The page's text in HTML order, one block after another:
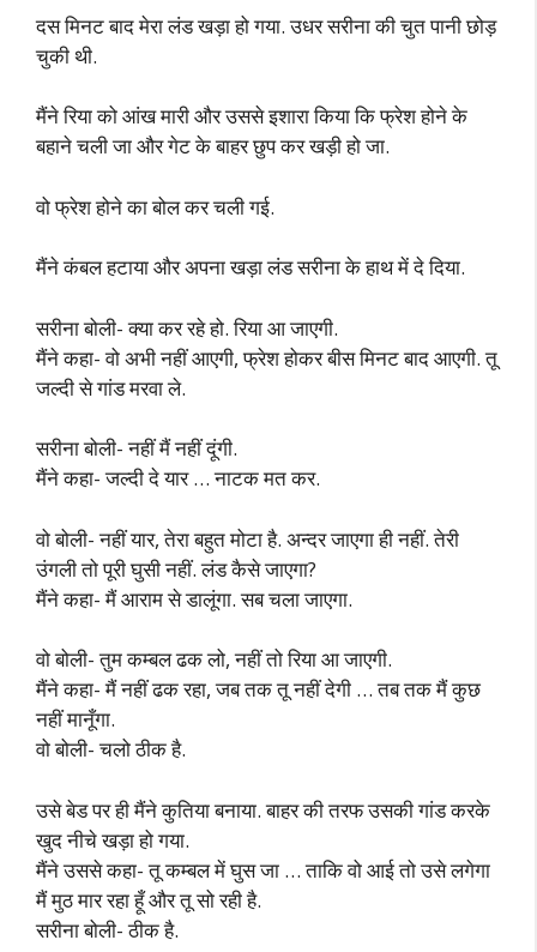
दस मिनट बाद मेरा लंड खड़ा हो गया. उधर सरीना की चुत पानी छोड़
चुकी थी.
मैंने रिया को आंख मारी और उससे इशारा किया कि फ्रेश होने के
बहाने चली जा और गेट के बाहर छुप कर खड़ी हो जा.
वो फ्रेश होने का बोल कर चली गई.
मैंने कंबल हटाया और अपना खड़ा लंड सरीना के हाथ में दे दिया.
सरीना बोली- क्या कर रहे हो. रिया आ जाएगी.
मैंने कहा- वो अभी नहीं आएगी, फ्रेश होकर बीस मिनट बाद आएगी. तू
जल्दी से गांड मरवा ले.
सरीना बोली- नहीं मैं नहीं दूंगी.
मैंने कहा- जल्दी दे यार … नाटक मत कर.
वो बोली- नहीं यार, तेरा बहुत मोटा है. अन्दर जाएगा ही नहीं. तेरी
उंगली तो पूरी घुसी नहीं. लंड कैसे जाएगा?
मैंने कहा- मैं आराम से डालूंगा. सब चला जाएगा.
वो बोली- तुम कम्बल ढक लो, नहीं तो रिया आ जाएगी.
मैंने कहा- मैं नहीं ढक रहा, जब तक तू नहीं देगी … तब तक मैं कुछ
नहीं मानूँगा.
वो बोली- चलो ठीक है.
उसे बेड पर ही मैंने कुतिया बनाया. बाहर की तरफ उसकी गांड करके
खुद नीचे खड़ा हो गया.
मैंने उससे कहा- तू कम्बल में घुस जा … ताकि वो आई तो उसे लगेगा
मैं मुठ मार रहा हूँ और तू सो रही है.
सरीना बोली- ठीक है.